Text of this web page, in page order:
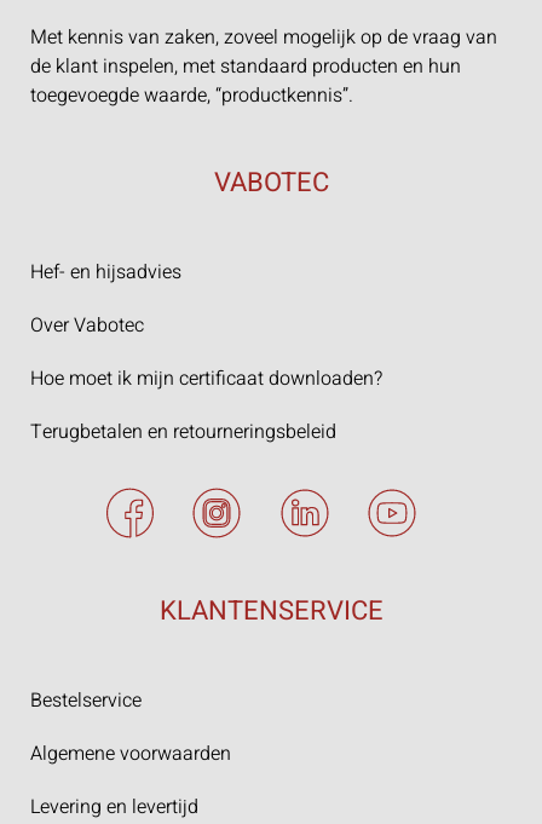
Met kennis van zaken, zoveel mogelijk op de vraag van
de klant inspelen, met standaard producten en hun
toegevoegde waarde, “productkennis”.
VABOTEC
Hef- en hijsadvies
Over Vabotec
Hoe moet ik mijn certificaat downloaden?
Terugbetalen en retourneringsbeleid
KLANTENSERVICE
Bestelservice
Algemene voorwaarden
Levering en levertijd